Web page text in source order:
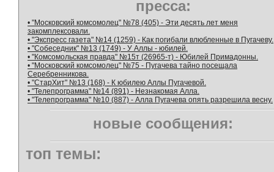
пресса:
• "Московский комсомолец" №78 (405) - Эти десять лет меня
закомплексовали.
• "Экспресс газета" №14 (1259) - Как погибали влюбленные в Пугачеву.
• "Собеседник" №13 (1749) - У Аллы - юбилей.
• "Комсомольская правда" №15т (26965-т) - Юбилей Примадонны.
• "Московский комсомолец" №75 - Пугачева тайно посещала
Серебренникова.
• "СтарХит" №13 (168) - К юбилею Аллы Пугачевой.
• "Телепрограмма" №14 (891) - Незнакомая Алла.
• "Телепрограмма" №10 (887) - Алла Пугачева опять разрешила весну.
новые сообщения:
топ темы: